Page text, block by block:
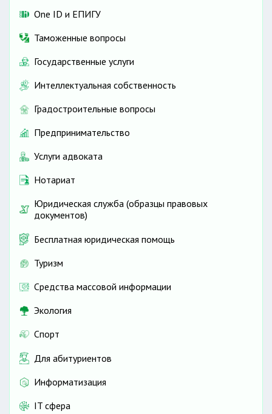
One ID и ЕПИГУ
Таможенные вопросы
Государственные услуги
Интеллектуальная собственность
Градостроительные вопросы
Предпринимательство
Услуги адвоката
Нотариат
Юридическая служба (образцы правовых
документов)
Бесплатная юридическая помощь
Туризм
Средства массовой информации
Экология
Спорт
Для абитуриентов
Информатизация
IT сфера